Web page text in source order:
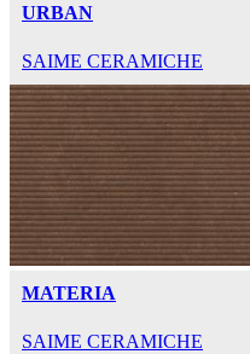
URBAN
SAIME CERAMICHE
MATERIA
SAIME CERAMICHE